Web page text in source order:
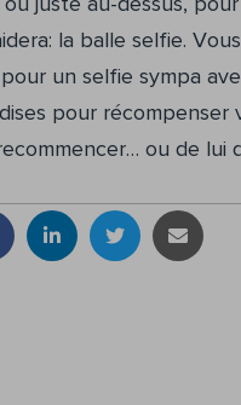
la balle selfie.
un selfie sympa
pour
ou de lui